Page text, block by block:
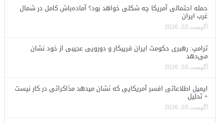
حمله احتمالی آمریکا چه شکلی خواهد بود؟ آماده‌باش کامل در شمال
غرب ایران
آگوست 03, 2026
ترامپ: رهبری حکومت ایران فریبکار و دورویی عجیبی از خود نشان
می‌دهد
آگوست 03, 2026
ایمیل اطلاعاتی افسر آمریکایی که نشان میدهد مذاکراتی در کار نیست
+ تحلیل
آگوست 03, 2026